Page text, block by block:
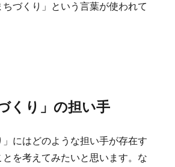
づくり」という言葉が使われて
くり」の担い手
にはどのような担い手が存在す
を考えてみたいと思います。な